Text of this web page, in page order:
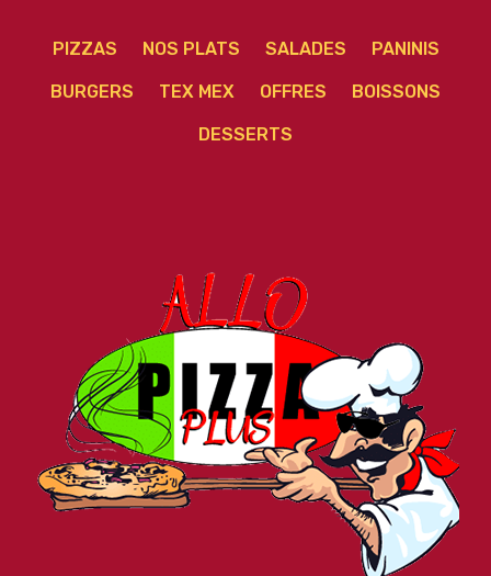
PIZZAS NOS PLATS SALADES PANINIS
BURGERS TEX MEX OFFRES BOISSONS
DESSERTS